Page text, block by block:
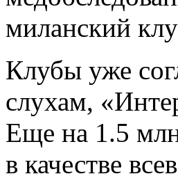
миланский
Клубы уже
слухам,
Еще на 1.5
в качестве